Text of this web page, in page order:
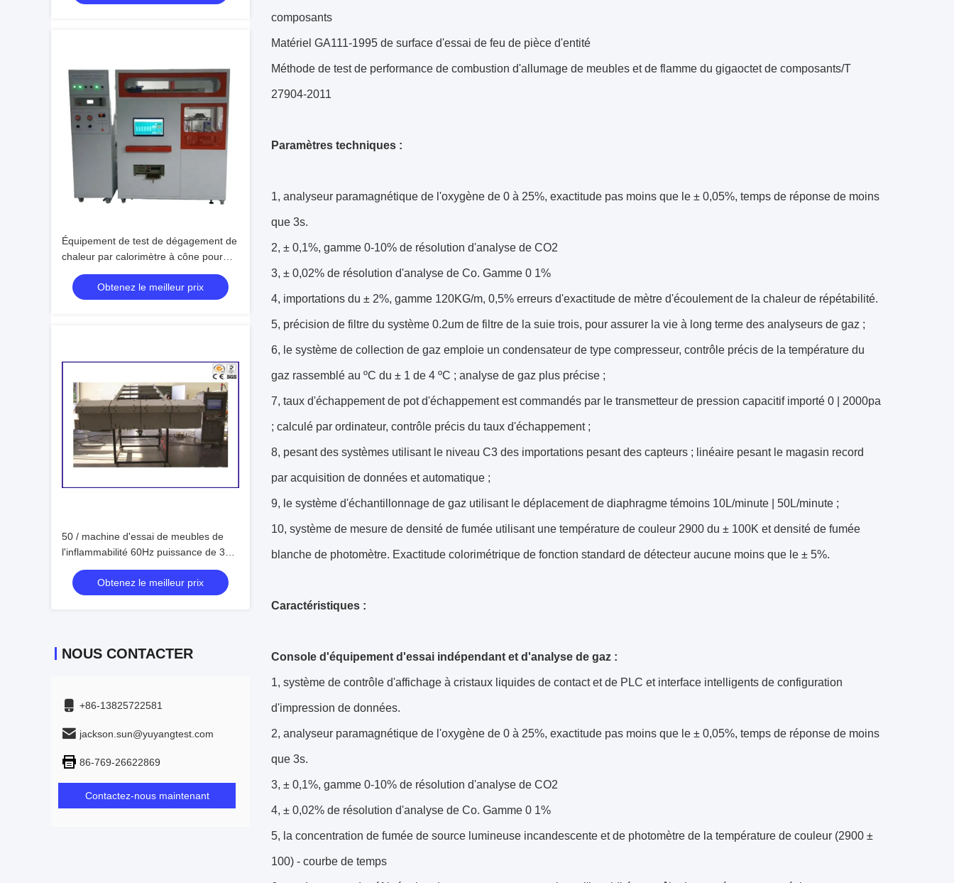
Équipement de test de dégagement de
chaleur par calorimètre à cône pour
l'inflammabilité, testeur de machine
électroniqueObtenez le meilleur prix
50 / machine d'essai de meubles de
l'inflammabilité 60Hz puissance de 3
phases
Obtenez le meilleur prix
NOUS CONTACTER
+86-13825722581
jackson.sun@yuyangtest.com
86-769-26622869
Contactez-nous maintenant
composants
Matériel GA111-1995 de surface d'essai de feu de pièce d'entité
Méthode de test de performance de combustion d'allumage de meubles et de flamme du gigaoctet de composants/T
27904-2011
Paramètres techniques :
1, analyseur paramagnétique de l'oxygène de 0 à 25%, exactitude pas moins que le ± 0,05%, temps de réponse de moins
que 3s.
2, ± 0,1%, gamme 0-10% de résolution d'analyse de CO2
3, ± 0,02% de résolution d'analyse de Co. Gamme 0 1%
4, importations du ± 2%, gamme 120KG/m, 0,5% erreurs d'exactitude de mètre d'écoulement de la chaleur de répétabilité.
5, précision de filtre du système 0.2um de filtre de la suie trois, pour assurer la vie à long terme des analyseurs de gaz ;
6, le système de collection de gaz emploie un condensateur de type compresseur, contrôle précis de la température du
gaz rassemblé au ºC du ± 1 de 4 ºC ; analyse de gaz plus précise ;
7, taux d'échappement de pot d'échappement est commandés par le transmetteur de pression capacitif importé 0 | 2000pa
; calculé par ordinateur, contrôle précis du taux d'échappement ;
8, pesant des systèmes utilisant le niveau C3 des importations pesant des capteurs ; linéaire pesant le magasin record
par acquisition de données et automatique ;
9, le système d'échantillonnage de gaz utilisant le déplacement de diaphragme témoins 10L/minute | 50L/minute ;
10, système de mesure de densité de fumée utilisant une température de couleur 2900 du ± 100K et densité de fumée
blanche de photomètre. Exactitude colorimétrique de fonction standard de détecteur aucune moins que le ± 5%.
Caractéristiques :
Console d'équipement d'essai indépendant et d'analyse de gaz :
1, système de contrôle d'affichage à cristaux liquides de contact et de PLC et interface intelligents de configuration
d'impression de données.
2, analyseur paramagnétique de l'oxygène de 0 à 25%, exactitude pas moins que le ± 0,05%, temps de réponse de moins
que 3s.
3, ± 0,1%, gamme 0-10% de résolution d'analyse de CO2
4, ± 0,02% de résolution d'analyse de Co. Gamme 0 1%
5, la concentration de fumée de source lumineuse incandescente et de photomètre de la température de couleur (2900 ±
100) - courbe de temps